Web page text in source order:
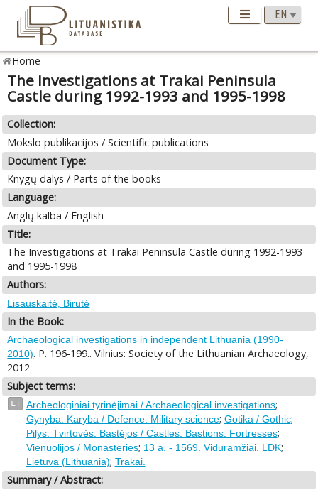
Home
The Investigations at Trakai Peninsula
Castle during 1992-1993 and 1995-1998
Collection:
Mokslo publikacijos / Scientific publications
Document Type:
Knygų dalys / Parts of the books
Language:
Anglų kalba / English
Title:
The Investigations at Trakai Peninsula Castle during 1992-1993
and 1995-1998
Authors:
Lisauskaitė, Birutė
In the Book:
Archaeological investigations in independent Lithuania (1990-
2010). P. 196-199.. Vilnius: Society of the Lithuanian Archaeology,
2012
Subject terms:
LT Archeologiniai tyrinėjimai / Archaeological investigations;
Gynyba. Karyba / Defence. Military science; Gotika / Gothic;
Pilys. Tvirtovės. Bastėjos / Castles. Bastions. Fortresses;
Vienuolijos / Monasteries; 13 a. - 1569. Viduramžiai. LDK;
Lietuva (Lithuania); Trakai.
Summary / Abstract: